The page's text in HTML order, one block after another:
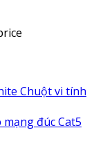
Chuột vi tính
mạng đúc Cat5